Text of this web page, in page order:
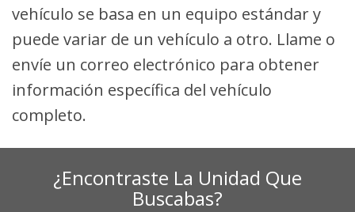
vehículo se basa en un equipo estándar y
puede variar de un vehículo a otro. Llame o
envíe un correo electrónico para obtener
información específica del vehículo
completo.
¿Encontraste La Unidad Que
Buscabas?